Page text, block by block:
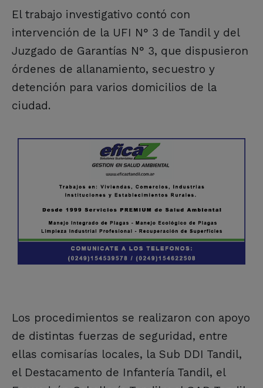
El trabajo investigativo contó con
intervención de la UFI N° 3 de Tandil y del
Juzgado de Garantías N° 3, que dispusieron
órdenes de allanamiento, secuestro y
detención para varios domicilios de la
ciudad.
Los procedimientos se realizaron con apoyo
de distintas fuerzas de seguridad, entre
ellas comisarías locales, la Sub DDI Tandil,
el Destacamento de Infantería Tandil, el